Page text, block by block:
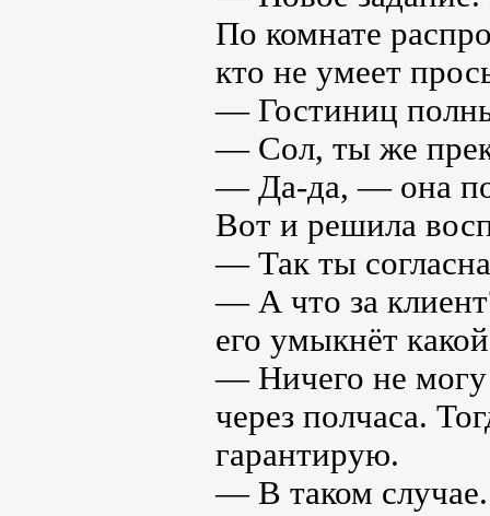
По комнате
кто не умеет
— Гостиниц
— Сол, ты же
— Да-да, — она
Вот и решила
— Так ты
— А что за
его умыкнёт
— Ничего не могу
через полчаса.
гарантирую.
— В таком